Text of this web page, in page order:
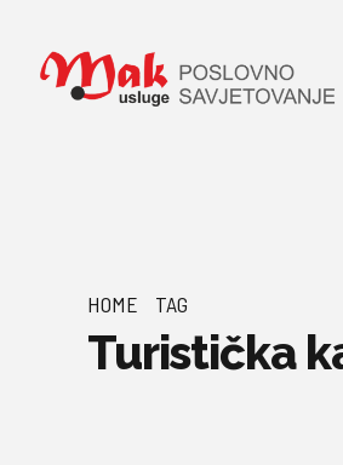
HOME TAG
Turistička